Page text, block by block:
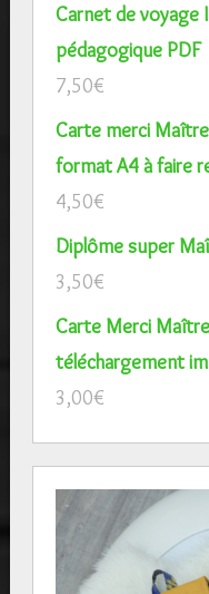
Carnet de voyage
pédagogique PDF
7,50€
Carte merci
format A4 à faire
4,50€
Diplôme super
3,50€
Carte Merci
téléchargement
3,00€